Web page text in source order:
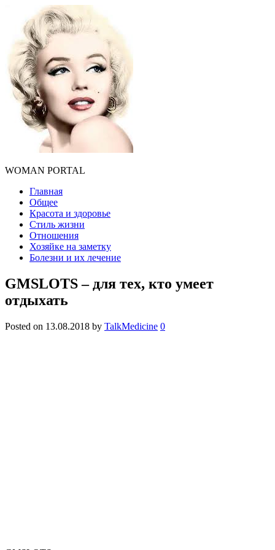
WOMAN PORTAL
Главная
Общее
Красота и здоровье
Стиль жизни
Отношения
Хозяйке на заметку
Болезни и их лечение
GMSLOTS – для тех, кто умеет
отдыхать
Posted on 13.08.2018 by TalkMedicine 0